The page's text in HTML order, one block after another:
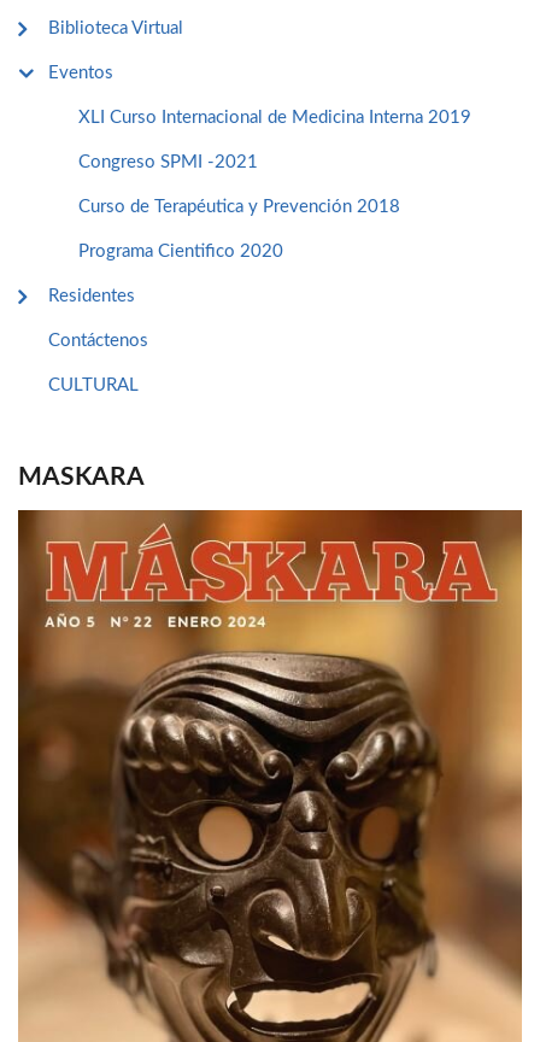
Biblioteca Virtual
Eventos
XLI Curso Internacional de Medicina Interna 2019
Congreso SPMI -2021
Curso de Terapéutica y Prevención 2018
Programa Cientifico 2020
Residentes
Contáctenos
CULTURAL
MASKARA